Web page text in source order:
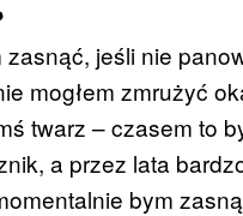
zasnąć, jeśli nie
mogłem zmrużyć
twarz – czasem to
a przez lata
bym